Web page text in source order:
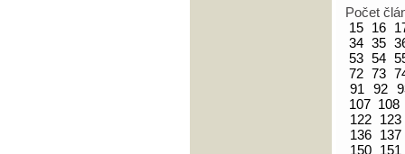
Počet
15 16
34 35
53 54
72 73
91
92
107 108
122
123
136
137
150
151